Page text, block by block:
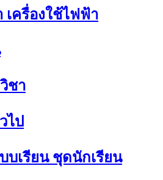
ครื่องใช้ไฟฟ้า
ชา
ไป
บเรียน ชุดนักเรียน